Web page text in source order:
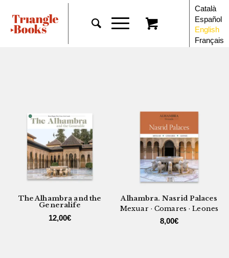
Català
Español
English
Français
The Alhambra and the
Generalife
12,00€
Alhambra. Nasrid Palaces
Mexuar · Comares · Leones
8,00€